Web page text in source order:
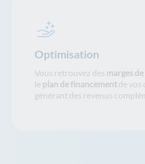
Optimisation
Vous retrouvez des marges
le plan de financement de vos
générant des revenus